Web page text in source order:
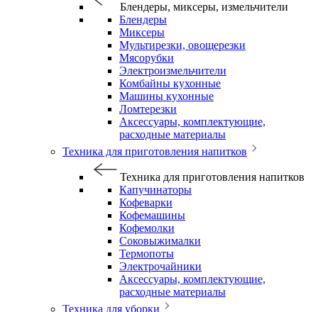
Блендеры, миксеры, измельчители
Блендеры
Миксеры
Мультирезки, овощерезки
Мясорубки
Электроизмельчители
Комбайны кухонные
Машины кухонные
Ломтерезки
Аксессуары, комплектующие,
расходные материалы
Техника для приготовления напитков
Техника для приготовления напитков
Капучинаторы
Кофеварки
Кофемашины
Кофемолки
Соковыжималки
Термопоты
Электрочайники
Аксессуары, комплектующие,
расходные материалы
Техника для уборки